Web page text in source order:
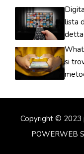
lista
si
Copyright © 2023
POWERWEB